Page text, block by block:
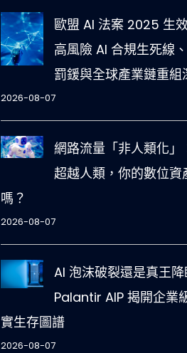
歐盟 AI 法案 2025 生
高風險 AI 合規生死線
罰鍰與全球產業鏈重組
2026-08-07
網路流量「非人類化
超越人類，你的數位資
嗎？
2026-08-07
AI 泡沫破裂還是真王降
Palantir AIP 揭開企業
實生存圖譜
2026-08-07